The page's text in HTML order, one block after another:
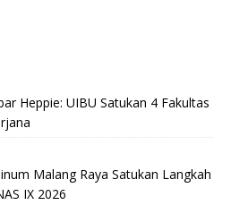
Heppie: UIBU Satukan 4 Fakultas
Malang Raya Satukan Langkah
IX 2026